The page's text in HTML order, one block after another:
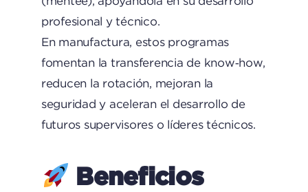
profesional y técnico.
En manufactura, estos programas
fomentan la transferencia de know‑how,
reducen la rotación, mejoran la
seguridad y aceleran el desarrollo de
futuros supervisores o líderes técnicos.
Beneficios